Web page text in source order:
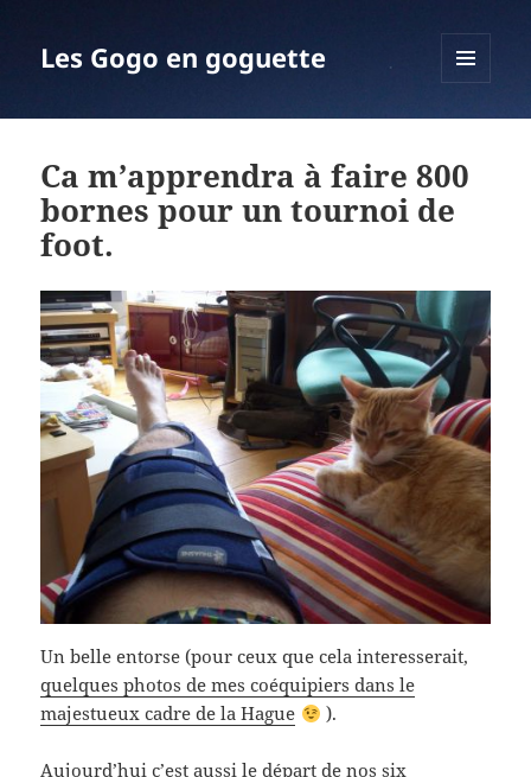
Les Gogo en goguette
Ca m’apprendra à faire 800
bornes pour un tournoi de
foot.
Un belle entorse (pour ceux que cela interesserait,
quelques photos de mes coéquipiers dans le
majestueux cadre de la Hague
).
Aujourd’hui c’est aussi le départ de nos six